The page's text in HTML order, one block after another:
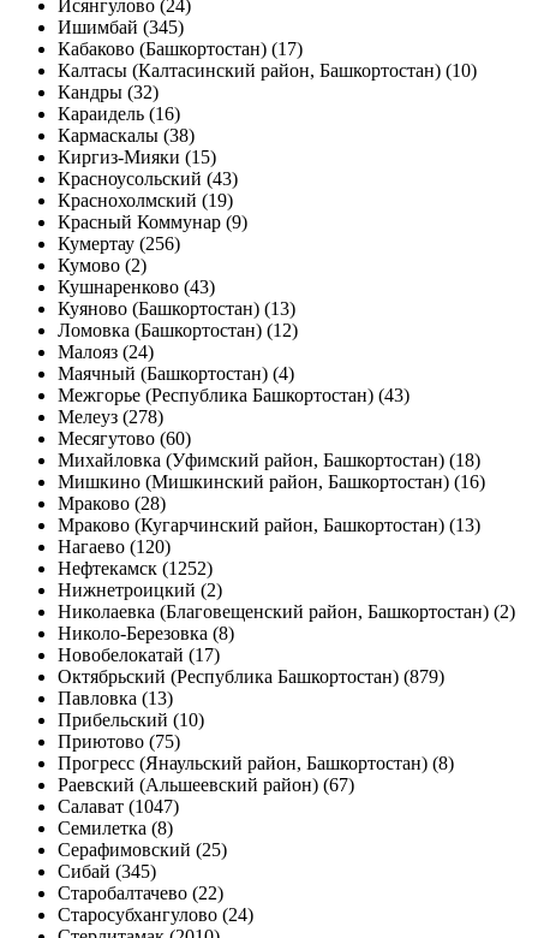
Исянгулово (24)
Ишимбай (345)
Кабаково (Башкортостан) (17)
Калтасы (Калтасинский район, Башкортостан) (10)
Кандры (32)
Караидель (16)
Кармаскалы (38)
Киргиз-Мияки (15)
Красноусольский (43)
Краснохолмский (19)
Красный Коммунар (9)
Кумертау (256)
Кумово (2)
Кушнаренково (43)
Куяново (Башкортостан) (13)
Ломовка (Башкортостан) (12)
Малояз (24)
Маячный (Башкортостан) (4)
Межгорье (Республика Башкортостан) (43)
Мелеуз (278)
Месягутово (60)
Михайловка (Уфимский район, Башкортостан) (18)
Мишкино (Мишкинский район, Башкортостан) (16)
Мраково (28)
Мраково (Кугарчинский район, Башкортостан) (13)
Нагаево (120)
Нефтекамск (1252)
Нижнетроицкий (2)
Николаевка (Благовещенский район, Башкортостан) (2)
Николо-Березовка (8)
Новобелокатай (17)
Октябрьский (Республика Башкортостан) (879)
Павловка (13)
Прибельский (10)
Приютово (75)
Прогресс (Янаульский район, Башкортостан) (8)
Раевский (Альшеевский район) (67)
Салават (1047)
Семилетка (8)
Серафимовский (25)
Сибай (345)
Старобалтачево (22)
Старосубхангулово (24)